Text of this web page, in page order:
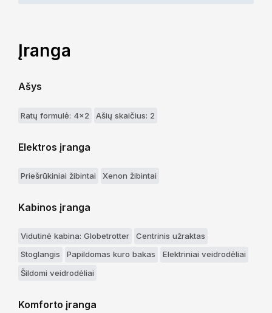
Įranga
Ašys
Ratų formulė: 4x2 Ašių skaičius: 2
Elektros įranga
Priešrūkiniai žibintai Xenon žibintai
Kabinos įranga
Vidutinė kabina: Globetrotter
Centrinis užraktas
Stoglangis
Papildomas kuro bakas
Elektriniai veidrodėliai
Šildomi veidrodėliai
Komforto įranga